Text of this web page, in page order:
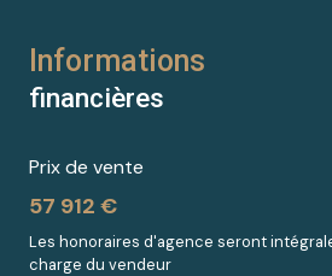
Informations
financières
Prix de vente
57 912 €
Les honoraires d'agence seront
charge du vendeur